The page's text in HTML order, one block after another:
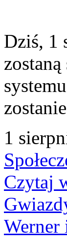
Dziś, 1
1
Czytaj
Werner